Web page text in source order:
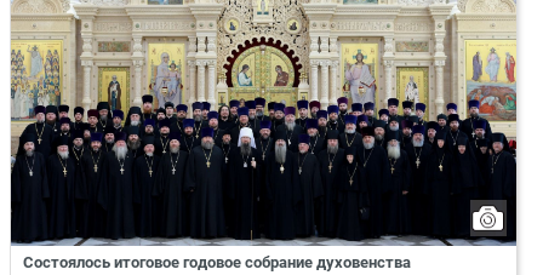
Состоялось итоговое годовое собрание духовенства